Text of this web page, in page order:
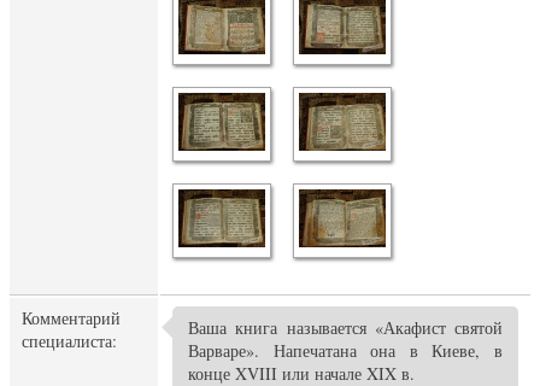
Комментарий
специалиста:
Ваша книга называется «Акафист святой
Варваре». Напечатана она в Киеве, в
конце XVIII или начале XIX в.